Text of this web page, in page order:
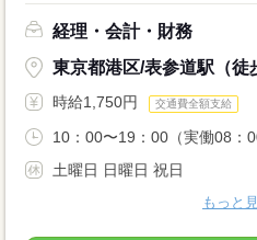
経理・会計・財務
東京都港区/表参道駅（徒
時給1,750円 交通費全額支給
10：00〜19：00（実働08：
土曜日 日曜日 祝日
もっと